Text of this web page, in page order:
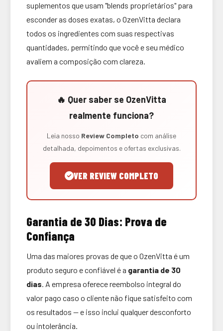
suplementos que usam "blends proprietários" para
esconder as doses exatas, o OzenVitta declara
todos os ingredientes com suas respectivas
quantidades, permitindo que você e seu médico
avaliem a composição com clareza.
🔥 Quer saber se OzenVitta
realmente funciona?
Leia nosso Review Completo com análise
detalhada, depoimentos e ofertas exclusivas.
VER REVIEW COMPLETO
Garantia de 30 Dias: Prova de
Confiança
Uma das maiores provas de que o OzenVitta é um
produto seguro e confiável é a garantia de 30
dias. A empresa oferece reembolso integral do
valor pago caso o cliente não fique satisfeito com
os resultados — e isso inclui qualquer desconforto
ou intolerância.